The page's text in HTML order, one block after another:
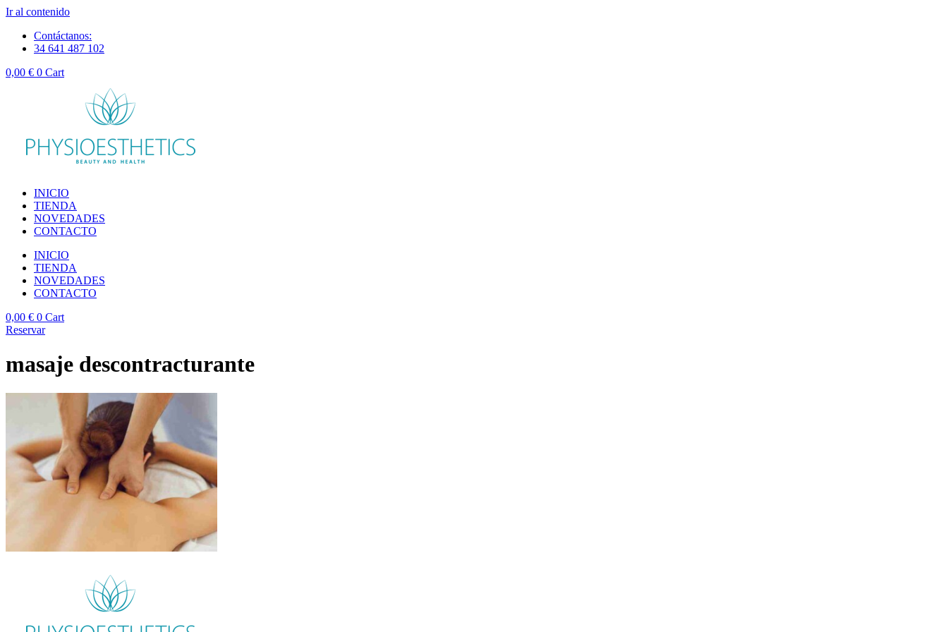
Ir al contenido
Contáctanos:
34 641 487 102
0,00 € 0 Cart
INICIO
TIENDA
NOVEDADES
CONTACTO
INICIO
TIENDA
NOVEDADES
CONTACTO
0,00 € 0 Cart
Reservar
masaje descontracturante